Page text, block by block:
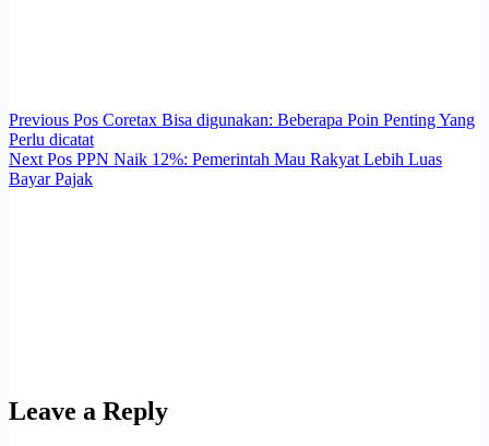
Previous Pos Coretax Bisa digunakan: Beberapa Poin Penting Yang
Perlu dicatat
Next Pos PPN Naik 12%: Pemerintah Mau Rakyat Lebih Luas
Bayar Pajak
Leave a Reply